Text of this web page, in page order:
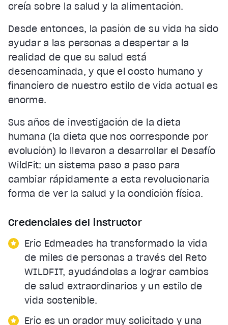
creía sobre la salud y la alimentación.
Desde entonces, la pasión de su vida ha sido
ayudar a las personas a despertar a la
realidad de que su salud está
desencaminada, y que el costo humano y
financiero de nuestro estilo de vida actual es
enorme.
Sus años de investigación de la dieta
humana (la dieta que nos corresponde por
evolución) lo llevaron a desarrollar el Desafío
WildFit: un sistema paso a paso para
cambiar rápidamente a esta revolucionaria
forma de ver la salud y la condición física.
Credenciales del instructor
Eric Edmeades ha transformado la vida
de miles de personas a través del Reto
WILDFIT, ayudándolas a lograr cambios
de salud extraordinarios y un estilo de
vida sostenible.
Eric es un orador muy solicitado y una